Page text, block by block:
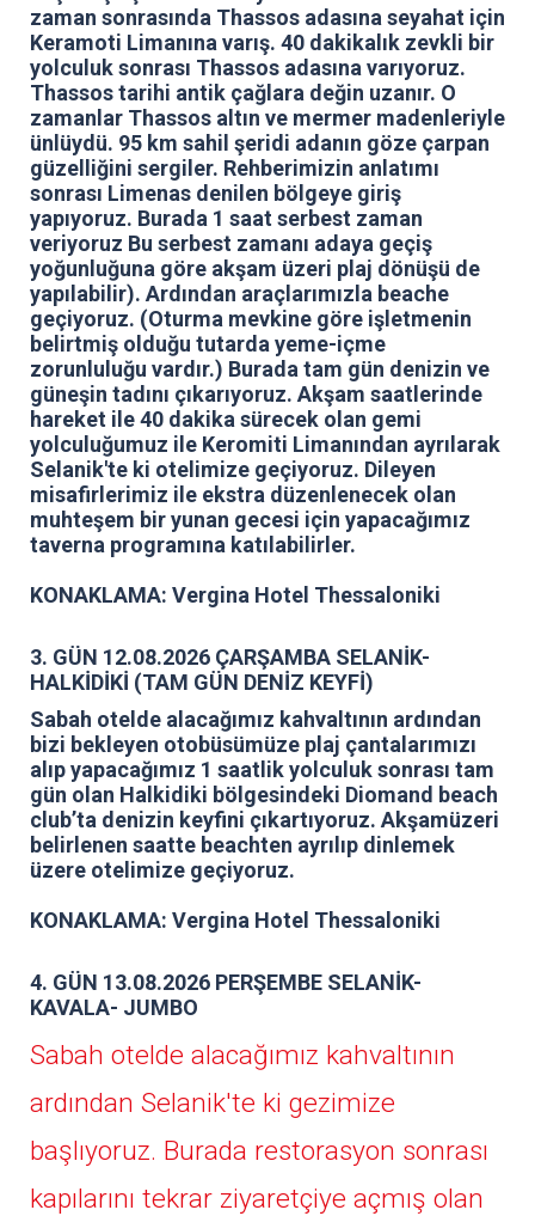
zaman sonrasında Thassos adasına seyahat için
Keramoti Limanına varış. 40 dakikalık zevkli bir
yolculuk sonrası Thassos adasına varıyoruz.
Thassos tarihi antik çağlara değin uzanır. O
zamanlar Thassos altın ve mermer madenleriyle
ünlüydü. 95 km sahil şeridi adanın göze çarpan
güzelliğini sergiler. Rehberimizin anlatımı
sonrası Limenas denilen bölgeye giriş
yapıyoruz. Burada 1 saat serbest zaman
veriyoruz Bu serbest zamanı adaya geçiş
yoğunluğuna göre akşam üzeri plaj dönüşü de
yapılabilir). Ardından araçlarımızla beache
geçiyoruz. (Oturma mevkine göre işletmenin
belirtmiş olduğu tutarda yeme-içme
zorunluluğu vardır.) Burada tam gün denizin ve
güneşin tadını çıkarıyoruz. Akşam saatlerinde
hareket ile 40 dakika sürecek olan gemi
yolculuğumuz ile Keromiti Limanından ayrılarak
Selanik'te ki otelimize geçiyoruz. Dileyen
misafirlerimiz ile ekstra düzenlenecek olan
muhteşem bir yunan gecesi için yapacağımız
taverna programına katılabilirler.
KONAKLAMA: Vergina Hotel Thessaloniki
3. GÜN 12.08.2026 ÇARŞAMBA SELANİK-
HALKİDİKİ (TAM GÜN DENİZ KEYFİ)
Sabah otelde alacağımız kahvaltının ardından
bizi bekleyen otobüsümüze plaj çantalarımızı
alıp yapacağımız 1 saatlik yolculuk sonrası tam
gün olan Halkidiki bölgesindeki Diomand beach
club’ta denizin keyfini çıkartıyoruz. Akşamüzeri
belirlenen saatte beachten ayrılıp dinlemek
üzere otelimize geçiyoruz.
KONAKLAMA: Vergina Hotel Thessaloniki
4. GÜN 13.08.2026 PERŞEMBE SELANİK-
KAVALA- JUMBO
Sabah otelde alacağımız kahvaltının
ardından Selanik'te ki gezimize
başlıyoruz. Burada restorasyon sonrası
kapılarını tekrar ziyaretçiye açmış olan